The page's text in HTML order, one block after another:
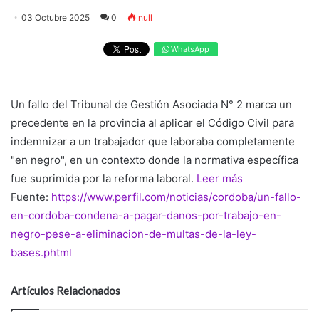
03 Octubre 2025 0 null
WhatsApp
Un fallo del Tribunal de Gestión Asociada N° 2 marca un
precedente en la provincia al aplicar el Código Civil para
indemnizar a un trabajador que laboraba completamente
"en negro", en un contexto donde la normativa específica
fue suprimida por la reforma laboral. Leer más
Fuente: https://www.perfil.com/noticias/cordoba/un-fallo-
en-cordoba-condena-a-pagar-danos-por-trabajo-en-
negro-pese-a-eliminacion-de-multas-de-la-ley-
bases.phtml
Artículos Relacionados